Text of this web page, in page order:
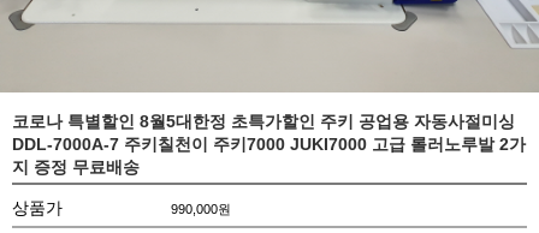
코로나 특별할인 8월5대한정 초특가할인 주키 공업용 자동사절미싱
DDL-7000A-7 주키칠천이 주키7000 JUKI7000 고급 롤러노루발 2가
지 증정 무료배송
상품가 990,000원